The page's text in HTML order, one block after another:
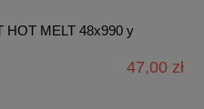
HOT MELT 48x990 y
47,00 zł